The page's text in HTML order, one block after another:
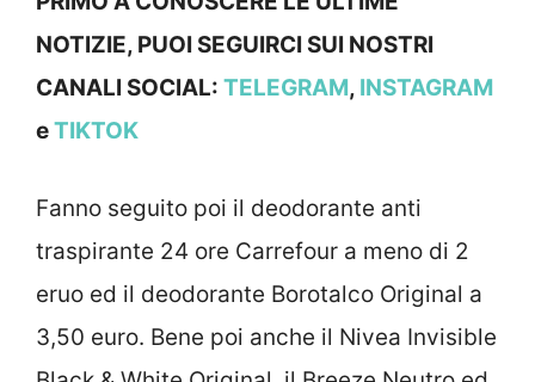
NOTIZIE, PUOI SEGUIRCI SUI NOSTRI
CANALI SOCIAL: TELEGRAM, INSTAGRAM
eTIKTOK
Fanno seguito poi il deodorante anti
traspirante 24 ore Carrefour a meno di 2
eruo ed il deodorante Borotalco Original a
3,50 euro. Bene poi anche il Nivea Invisible